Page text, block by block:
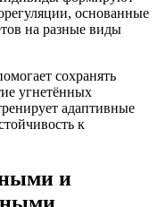
основанные
на разные виды
сохранять
угнетённых
адаптивные
к
и